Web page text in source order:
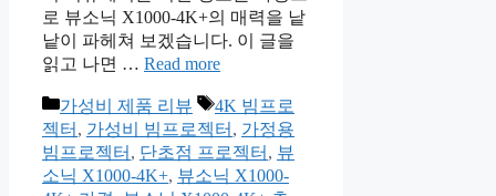
로 뷰소닉 X1000-4K+의 매력을 낱
낱이 파헤쳐 보겠습니다. 이 글을
읽고 나면 … Read more
Categories
가성비 제품 리뷰 Tags
4K 빔프로
젝터 , 가성비 빔프로젝터 , 가정용
빔프로젝터 , 단초점 프로젝터 , 뷰
소닉 X1000-4K+, 뷰소닉 X1000-